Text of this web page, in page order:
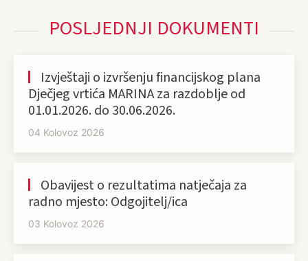
POSLJEDNJI DOKUMENTI
Izvještaji o izvršenju financijskog plana
Dječjeg vrtića MARINA za razdoblje od
01.01.2026. do 30.06.2026.
04 Kolovoz 2026
Obavijest o rezultatima natječaja za
radno mjesto: Odgojitelj/ica
03 Kolovoz 2026